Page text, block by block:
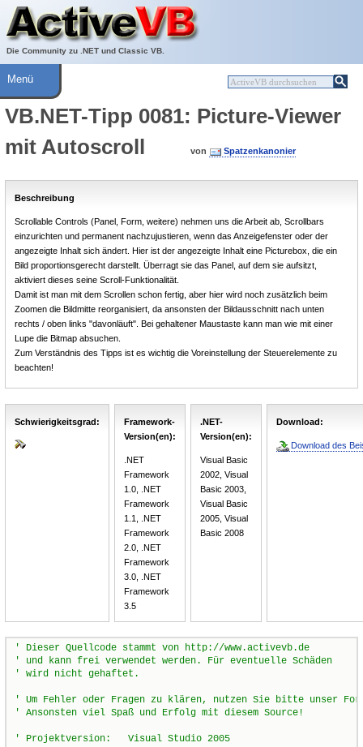
Die Community zu .NET und Classic VB.
Über ActiveVB
Hilfe
Menü
VB.NET-Tipp 0081: Picture-Viewer
mit Autoscroll
von Spatzenkanonier
Beschreibung
Scrollable Controls (Panel, Form, weitere) nehmen uns die Arbeit ab, Scrollbars
einzurichten und permanent nachzujustieren, wenn das Anzeigefenster oder der
angezeigte Inhalt sich ändert. Hier ist der angezeigte Inhalt eine Picturebox, die ein
Bild proportionsgerecht darstellt. Überragt sie das Panel, auf dem sie aufsitzt,
aktiviert dieses seine Scroll-Funktionalität.
Damit ist man mit dem Scrollen schon fertig, aber hier wird noch zusätzlich beim
Zoomen die Bildmitte reorganisiert, da ansonsten der Bildausschnitt nach unten
rechts / oben links "davonläuft". Bei gehaltener Maustaste kann man wie mit einer
Lupe die Bitmap absuchen.
Zum Verständnis des Tipps ist es wichtig die Voreinstellung der Steuerelemente zu
beachten!
Schwierigkeitsgrad:
Framework-
Version(en):
.NET
Framework
1.0, .NET
Framework
1.1, .NET
Framework
2.0, .NET
Framework
3.0, .NET
Framework
3.5
.NET-
Version(en):
Visual Basic
2002, Visual
Basic 2003,
Visual Basic
2005, Visual
Basic 2008
Download:
Download des